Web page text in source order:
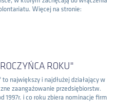
Więcej na stronie:
ROKU"
największy i najdłużej działający w
zaangażowanie przedsiębiorstw.
1997r. i co roku zbiera nominacje firm